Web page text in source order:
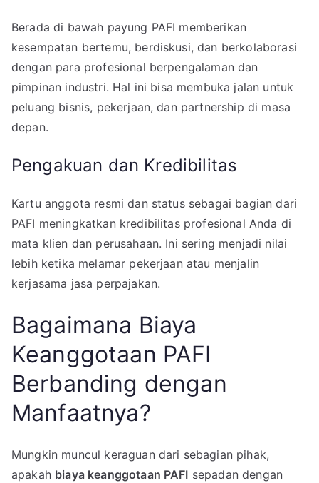
Berada di bawah payung PAFI memberikan
kesempatan bertemu, berdiskusi, dan berkolaborasi
dengan para profesional berpengalaman dan
pimpinan industri. Hal ini bisa membuka jalan untuk
peluang bisnis, pekerjaan, dan partnership di masa
depan.
Pengakuan dan Kredibilitas
Kartu anggota resmi dan status sebagai bagian dari
PAFI meningkatkan kredibilitas profesional Anda di
mata klien dan perusahaan. Ini sering menjadi nilai
lebih ketika melamar pekerjaan atau menjalin
kerjasama jasa perpajakan.
Bagaimana Biaya
Keanggotaan PAFI
Berbanding dengan
Manfaatnya?
Mungkin muncul keraguan dari sebagian pihak,
apakah biaya keanggotaan PAFI sepadan dengan